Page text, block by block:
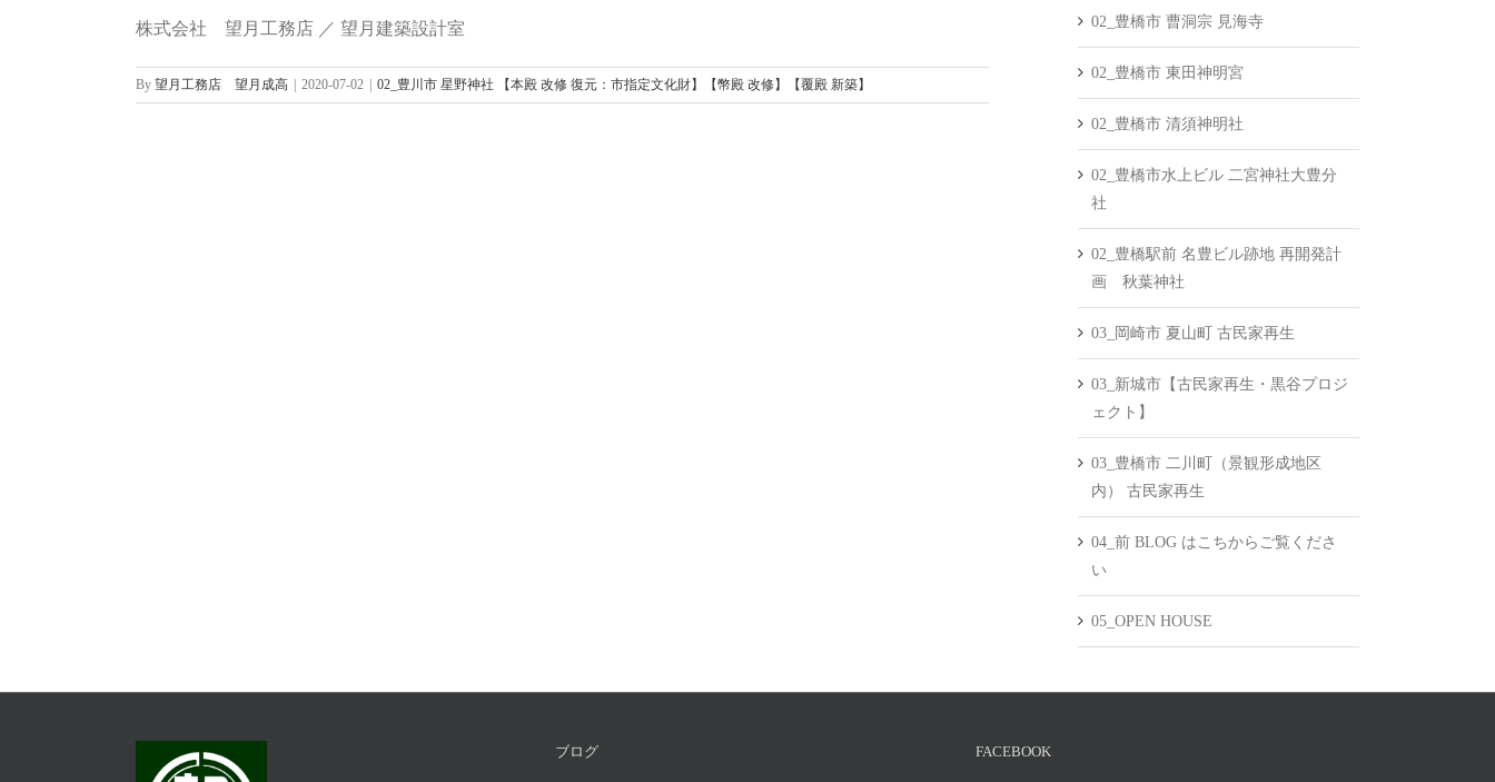
株式会社 望月工務店 ／ 望月建築設計室
By 望月工務店 望月成高 | 2020-07-02 | 02_豊川市 星野神社 【本殿 改修 復元：市指定文化財】【幣殿 改修】【覆殿 新築】
02_豊橋市 曹洞宗 見海寺
02_豊橋市 東田神明宮
02_豊橋市 清須神明社
02_豊橋市水上ビル 二宮神社大豊分
社
02_豊橋駅前 名豊ビル跡地 再開発計
画 秋葉神社
03_岡崎市 夏山町 古民家再生
03_新城市【古民家再生・黒谷プロジ
ェクト】
03_豊橋市 二川町（景観形成地区
内） 古民家再生
04_前 BLOG はこちからご覧くださ
い
05_OPEN HOUSE
ブログ FACEBOOK